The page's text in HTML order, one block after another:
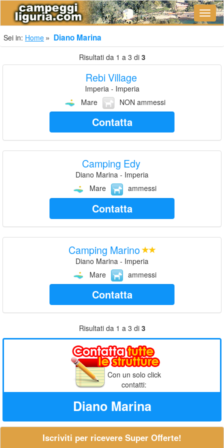
Sei in: Home Diano Marina
Risultati da 1 a 3 di 3
Rebi Village
Imperia - Imperia
Mare
NON ammessi
Contatta
Camping Edy
Diano Marina - Imperia
Mare
ammessi
Contatta
Camping Marino
Diano Marina - Imperia
Mare
ammessi
Contatta
Risultati da 1 a 3 di 3
Con un solo click
contatti:
Diano Marina
Iscriviti per ricevere Super Offerte!